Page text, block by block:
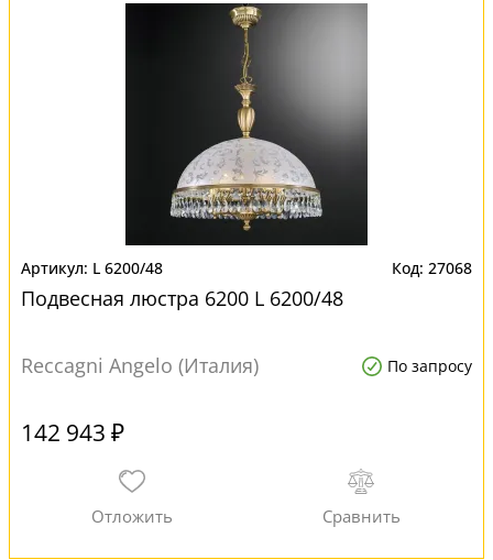
L 6200/48 27068
Подвесная люстра 6200 L 6200/48
Reccagni Angelo (Италия) По запросу
142 943 ₽